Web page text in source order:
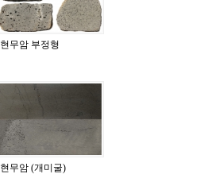
현무암 부정형
현무암 (개미굴)